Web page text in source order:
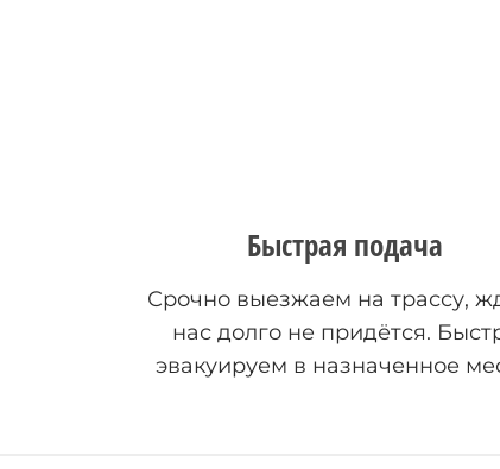
Быстрая подача
Срочно выезжаем на трассу,
нас долго не придётся.
эвакуируем в назначенное